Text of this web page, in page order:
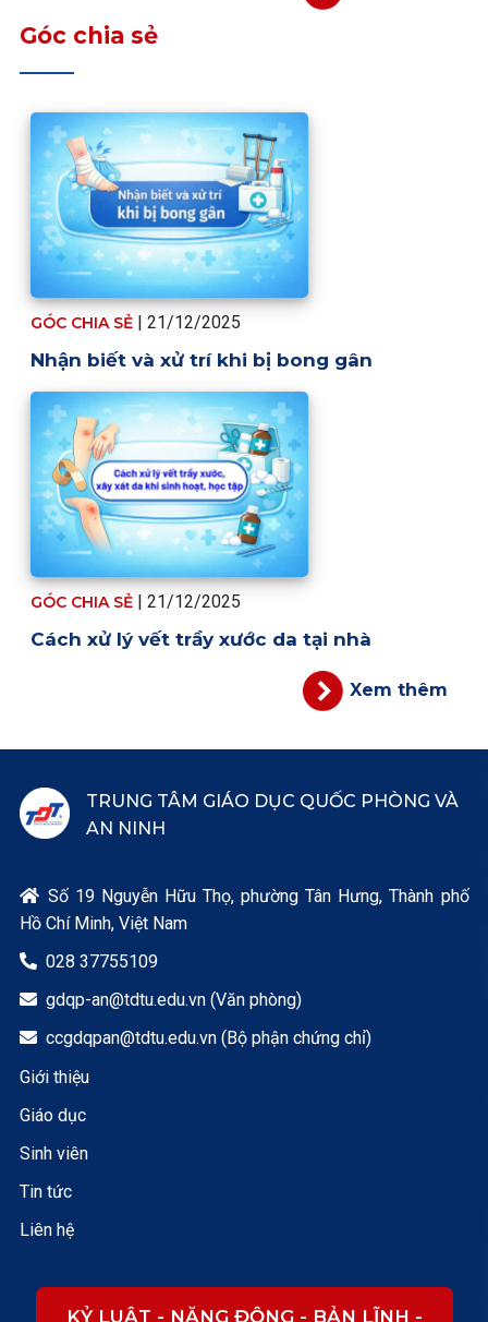
Góc chia sẻ
GÓC CHIA SẺ | 21/12/2025
Nhận biết và xử trí khi bị bong gân
GÓC CHIA SẺ | 21/12/2025
Cách xử lý vết trầy xước da tại nhà
Xem thêm
TRUNG TÂM GIÁO DỤC QUỐC PHÒNG VÀ
AN NINH
 Số 19 Nguyễn Hữu Thọ, phường Tân Hưng, Thành phố
Hồ Chí Minh, Việt Nam
 028 37755109
 gdqp-an@tdtu.edu.vn (Văn phòng)
 ccgdqpan@tdtu.edu.vn (Bộ phận chứng chỉ)
Giới thiệu
Giáo dục
Sinh viên
Tin tức
Liên hệ
KỶ LUẬT - NĂNG ĐỘNG - BẢN LĨNH -